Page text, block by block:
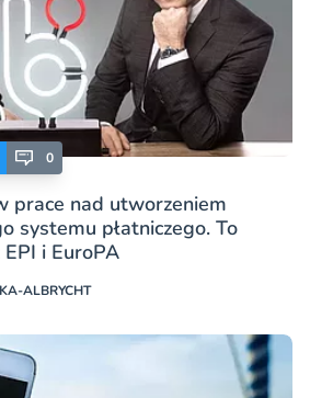
0
prace nad utworzeniem
systemu płatniczego. To
i EuroPA
ALBRYCHT